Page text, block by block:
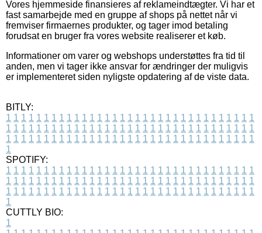
Vores hjemmeside finansieres af reklameindtægter. Vi har et
fast samarbejde med en gruppe af shops på nettet når vi
fremviser firmaernes produkter, og tager imod betaling
forudsat en bruger fra vores website realiserer et køb.
Informationer om varer og webshops understøttes fra tid til
anden, men vi tager ikke ansvar for ændringer der muligvis
er implementeret siden nyligste opdatering af de viste data.
BITLY:
1 1 1 1 1 1 1 1 1 1 1 1 1 1 1 1 1 1 1 1 1 1 1 1 1 1 1 1 1 1 1 1 1
1 1 1 1 1 1 1 1 1 1 1 1 1 1 1 1 1 1 1 1 1 1 1 1 1 1 1 1 1 1 1 1 1
1 1 1 1 1 1 1 1 1 1 1 1 1 1 1 1 1 1 1 1 1 1 1 1 1 1 1 1 1 1 1 1 1
1
SPOTIFY:
1 1 1 1 1 1 1 1 1 1 1 1 1 1 1 1 1 1 1 1 1 1 1 1 1 1 1 1 1 1 1 1 1
1 1 1 1 1 1 1 1 1 1 1 1 1 1 1 1 1 1 1 1 1 1 1 1 1 1 1 1 1 1 1 1 1
1 1 1 1 1 1 1 1 1 1 1 1 1 1 1 1 1 1 1 1 1 1 1 1 1 1 1 1 1 1 1 1 1
1
CUTTLY BIO:
1